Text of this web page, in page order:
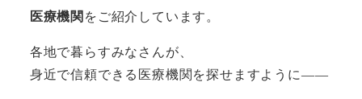
医療機関 をご紹介しています。
各地で暮らすみなさんが、
身近で信頼できる医療機関を探せますように――